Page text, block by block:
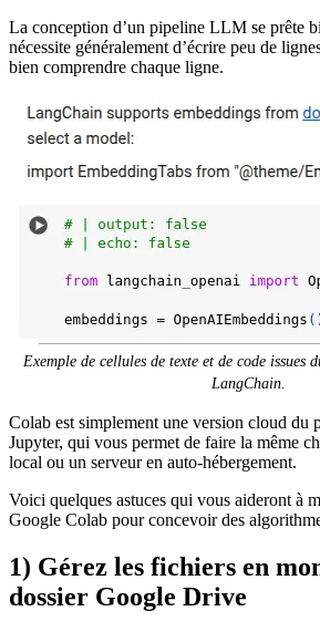
La conception d’un pipeline LLM se prête
nécessite généralement d’écrire peu de
bien comprendre chaque ligne.
Exemple de cellules de texte et de code issues
LangChain.
Colab est simplement une version cloud du
Jupyter, qui vous permet de faire la même
local ou un serveur en auto-hébergement.
Voici quelques astuces qui vous aideront à
Google Colab pour concevoir des
1) Gérez les fichiers en
dossier Google Drive